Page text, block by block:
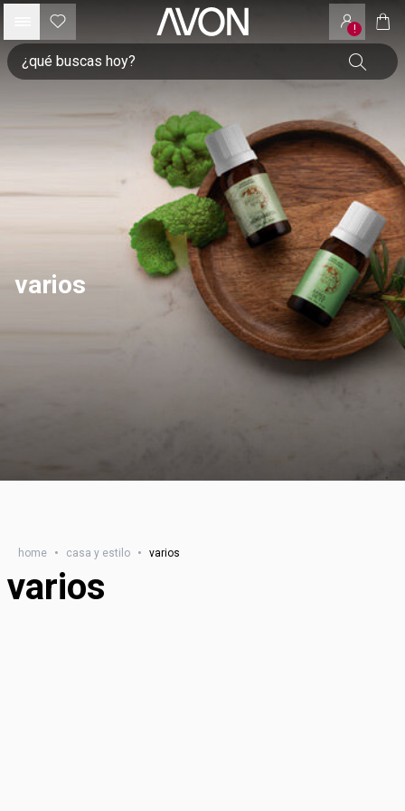
!
varios
home • casa y estilo • varios
varios